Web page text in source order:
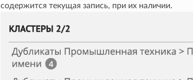
содержится текущая запись, при их наличии.